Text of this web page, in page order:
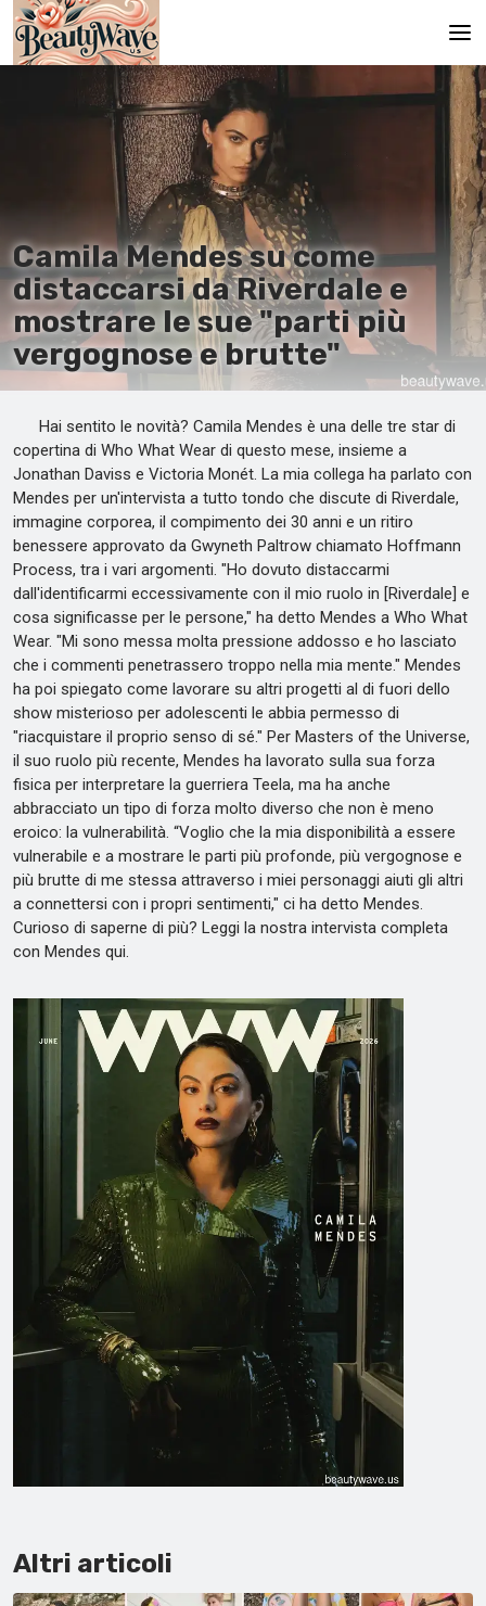
Pagina principale
It
De
Camila Mendes su come
distaccarsi da Riverdale e
mostrare le sue "parti più
vergognose e brutte"
Hai sentito le novità? Camila Mendes è una delle tre star di
copertina di Who What Wear di questo mese, insieme a
Jonathan Daviss e Victoria Monét. La mia collega ha parlato con
Mendes per un'intervista a tutto tondo che discute di Riverdale,
immagine corporea, il compimento dei 30 anni e un ritiro
benessere approvato da Gwyneth Paltrow chiamato Hoffmann
Process, tra i vari argomenti. "Ho dovuto distaccarmi
dall'identificarmi eccessivamente con il mio ruolo in [Riverdale] e
cosa significasse per le persone," ha detto Mendes a Who What
Wear. "Mi sono messa molta pressione addosso e ho lasciato
che i commenti penetrassero troppo nella mia mente." Mendes
ha poi spiegato come lavorare su altri progetti al di fuori dello
show misterioso per adolescenti le abbia permesso di
"riacquistare il proprio senso di sé." Per Masters of the Universe,
il suo ruolo più recente, Mendes ha lavorato sulla sua forza
fisica per interpretare la guerriera Teela, ma ha anche
abbracciato un tipo di forza molto diverso che non è meno
eroico: la vulnerabilità. “Voglio che la mia disponibilità a essere
vulnerabile e a mostrare le parti più profonde, più vergognose e
più brutte di me stessa attraverso i miei personaggi aiuti gli altri
a connettersi con i propri sentimenti," ci ha detto Mendes.
Curioso di saperne di più? Leggi la nostra intervista completa
con Mendes qui.
Altri articoli